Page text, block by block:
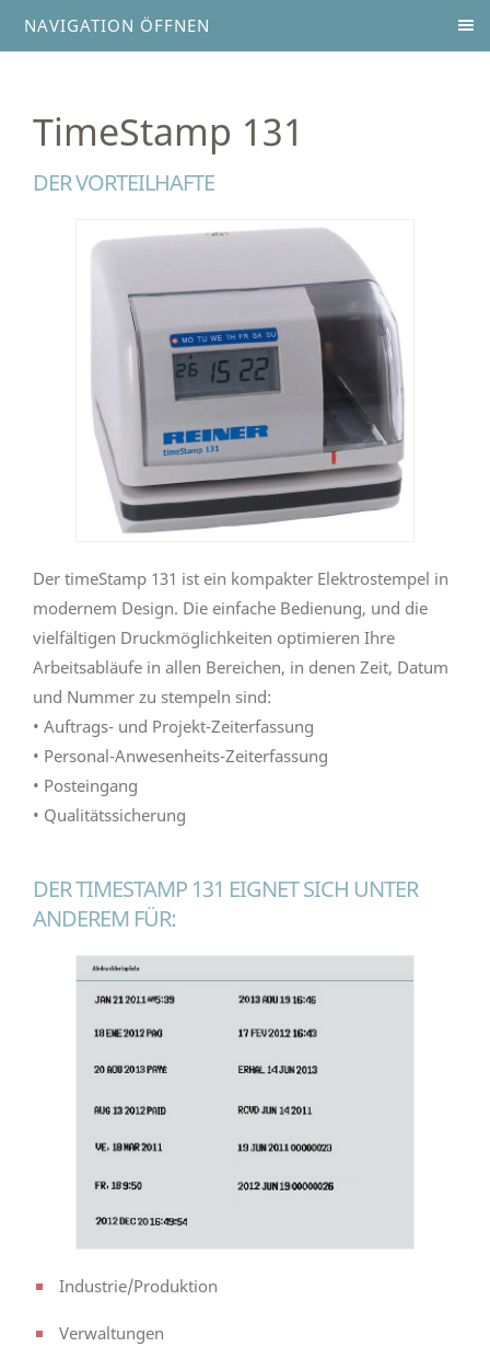
NAVIGATION ÖFFNEN
TimeStamp 131
DER VORTEILHAFTE
Der timeStamp 131 ist ein kompakter Elektrostempel in
modernem Design. Die einfache Bedienung, und die
vielfältigen Druckmöglichkeiten optimieren Ihre
Arbeitsabläufe in allen Bereichen, in denen Zeit, Datum
und Nummer zu stempeln sind:
• Auftrags- und Projekt-Zeiterfassung
• Personal-Anwesenheits-Zeiterfassung
• Posteingang
• Qualitätssicherung
DER TIMESTAMP 131 EIGNET SICH UNTER
ANDEREM FÜR:
Industrie/Produktion
Verwaltungen